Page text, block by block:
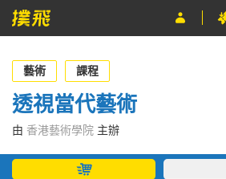
節目
主辦單位
關於撲飛
條款及細則
藝術 課程
透視當代藝術
由 香港藝術學院 主辦